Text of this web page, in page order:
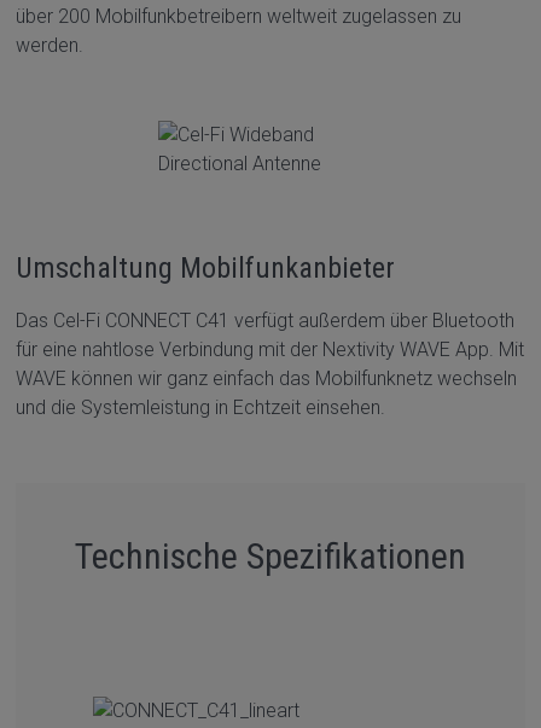
über 200 Mobilfunkbetreibern weltweit zugelassen zu
werden.
Umschaltung Mobilfunkanbieter
Das Cel-Fi CONNECT C41 verfügt außerdem über Bluetooth
für eine nahtlose Verbindung mit der Nextivity WAVE App. Mit
WAVE können wir ganz einfach das Mobilfunknetz wechseln
und die Systemleistung in Echtzeit einsehen.
Technische Spezifikationen